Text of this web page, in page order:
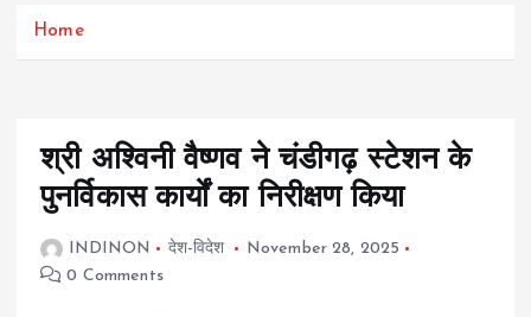
Home
श्री अश्विनी वैष्णव ने चंडीगढ़ स्टेशन के
पुनर्विकास कार्यों का निरीक्षण किया
INDINON देश-विदेश
November 28, 2025
0 Comments